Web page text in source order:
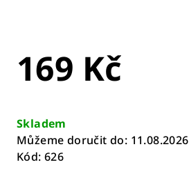
169 Kč
cena:
Skladem
Můžeme doručit do: 11.08.2026
Kód: 626